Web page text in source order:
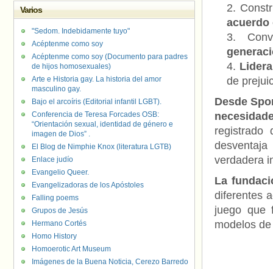
acuerdo
de
Desde
registrado
verdadera
La
diferentes
juego que
modelos
Varios
"Sedom. Indebidamente tuyo"
Acéptenme como soy
Acéptenme como soy (Documento para padres
de hijos homosexuales)
Arte e Historia gay. La historia del amor
masculino gay.
Bajo el arcoíris (Editorial infantil LGBT).
Conferencia de Teresa Forcades OSB:
“Orientación sexual, identidad de género e
imagen de Dios” .
El Blog de Nimphie Knox (literatura LGTB)
Enlace judío
Evangelio Queer.
Evangelizadoras de los Apóstoles
Falling poems
Grupos de Jesús
Hermano Cortés
Homo History
Homoerotic Art Museum
Imágenes de la Buena Noticia, Cerezo Barredo